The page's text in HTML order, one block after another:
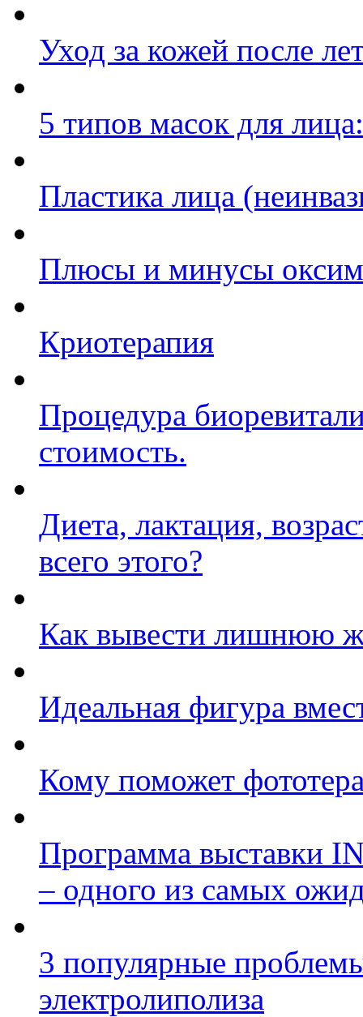
Уход за кожей после
5 типов масок для
Пластика лица
Плюсы и минусы
Криотерапия
Процедура
стоимость.
Диета, лактация,
всего этого?
Как вывести лишнюю
Идеальная фигура
Кому поможет
Программа выставки
– одного из самых
3 популярные
электролиполиза